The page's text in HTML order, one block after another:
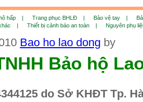
hấp | Trang phục BHLĐ | Bảo vệ tay |
khác |
Thiết bị cảnh báo an toàn | Nguyên phụ
Bao ho lao dong by
Bảo hộ
do Sở KHĐT Tp.